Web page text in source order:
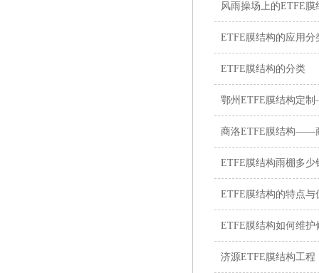
风雨操场上的ETFE膜
ETFE膜结构的应用分
ETFE膜结构的分类
鄂州ETFE膜结构定
商洛ETFE膜结构——
ETFE膜结构雨棚多少钱
ETFE膜结构的特点与
ETFE膜结构如何维护修理
济源ETFE膜结构工程